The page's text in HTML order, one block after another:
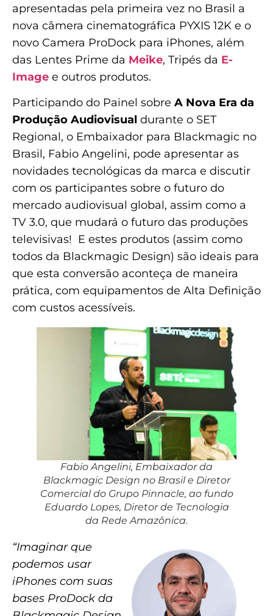
apresentadas pela primeira vez no Brasil a
nova câmera cinematográfica PYXIS 12K e o
novo Camera ProDock para iPhones, além
das Lentes Prime da Meike, Tripés da E-
Image e outros produtos.
Participando do Painel sobre A Nova Era da
Produção Audiovisual durante o SET
Regional, o Embaixador para Blackmagic no
Brasil, Fabio Angelini, pode apresentar as
novidades tecnológicas da marca e discutir
com os participantes sobre o futuro do
mercado audiovisual global, assim como a
TV 3.0, que mudará o futuro das produções
televisivas! E estes produtos (assim como
todos da Blackmagic Design) são ideais para
que esta conversão aconteça de maneira
prática, com equipamentos de Alta Definição
com custos acessíveis.
Fabio Angelini, Embaixador da
Blackmagic Design no Brasil e Diretor
Comercial do Grupo Pinnacle, ao fundo
Eduardo Lopes, Diretor de Tecnologia
da Rede Amazônica.
“Imaginar que
podemos usar
iPhones com suas
bases ProDock da